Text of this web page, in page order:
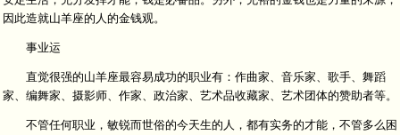
因此造就山羊座的人的金钱观。
事业运
直觉很强的山羊座最容易成功的职业有：作曲家、音乐家、歌手、舞蹈
家、编舞家、摄影师、作家、政治家、艺术品收藏家、艺术团体的赞助者等。
不管任何职业，敏锐而世俗的今天生的人，都有实务的才能，不管多么困